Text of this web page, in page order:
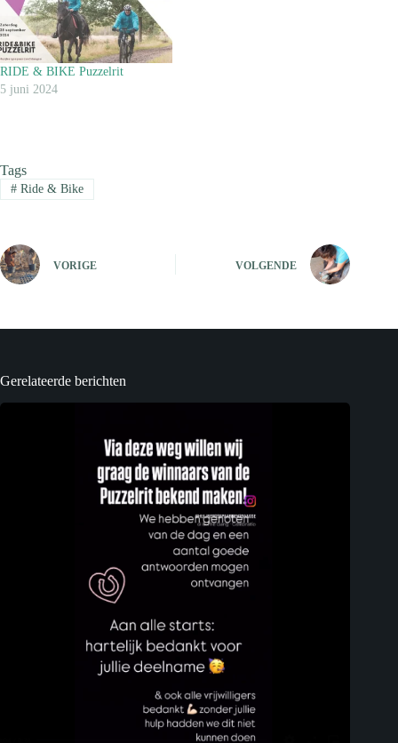
RIDE & BIKE Puzzelrit
5 juni 2024
Tags
#Ride & Bike
VORIGE VOLGENDE
Gerelateerde berichten